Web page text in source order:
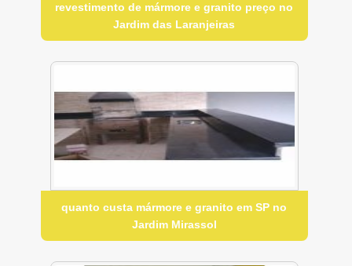
revestimento de mármore e granito preço no
Jardim das Laranjeiras
quanto custa mármore e granito em SP no
Jardim Mirassol